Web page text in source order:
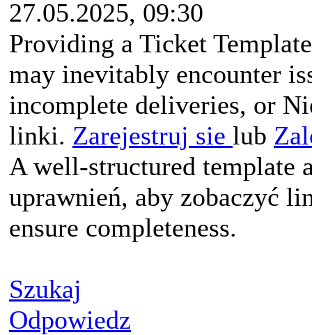
27.05.2025, 09:30
Providing a Ticket
may inevitably encounter
incomplete deliveries, or
linki. Zarejestruj sie lub
A well-structured template
uprawnień, aby zobaczyć
ensure completeness.
Szukaj
Odpowiedz